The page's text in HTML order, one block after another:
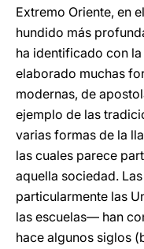
Extremo Oriente, en
hundido más
ha identificado con
elaborado muchas
modernas, de
ejemplo de las
varias formas de la
las cuales parece
aquella sociedad.
particularmente las
las escuelas— han
hace algunos siglos